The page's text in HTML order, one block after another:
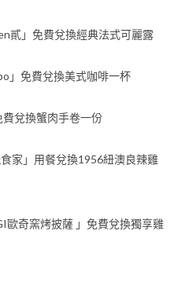
貳」免費兌換經典法式可麗露
」免費兌換美式咖啡一杯
兌換蟹肉手卷一份
家」用餐兌換1956紐澳良辣雞
歐奇窯烤披薩 」免費兌換獨享雞